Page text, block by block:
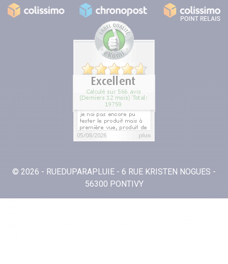
© 2026 - RUEDUPARAPLUIE - 6 RUE KRISTEN NOGUES -
56300 PONTIVY